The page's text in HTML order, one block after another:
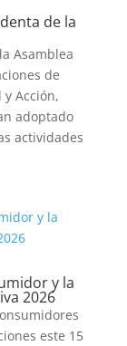
de la
Asamblea
de
Acción,
adoptado
actividades
y la
2026
este 15